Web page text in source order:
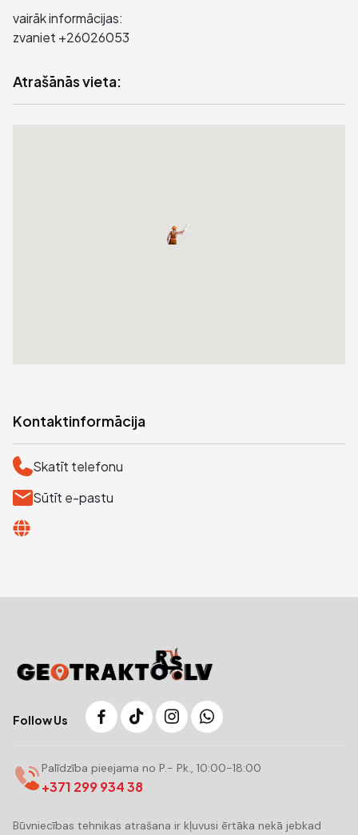
vairāk informācijas:
zvaniet +26026053
Atrašānās vieta:
Kontaktinformācija
Skatīt telefonu
Sūtīt e-pastu
Follow Us
Palīdzība pieejama no P.- Pk., 10:00-18:00
+371 299 934 38
Būvniecības tehnikas atrašana ir kļuvusi ērtāka nekā jebkad